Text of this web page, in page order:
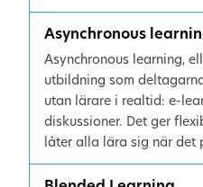
Asynchronous
Asynchronous learning,
utbildning som
utan lärare i realtid: e-
diskussioner. Det ger
låter alla lära sig när det